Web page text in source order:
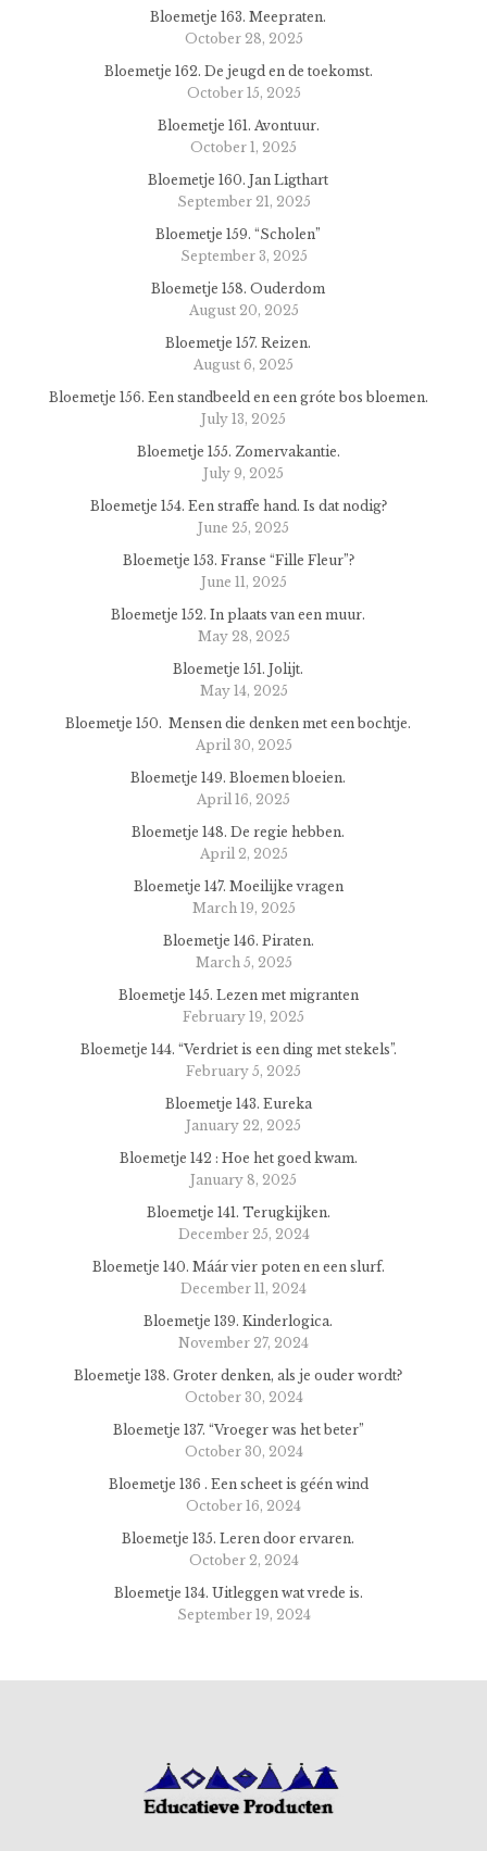
Bloemetje 163. Meepraten.
October 28, 2025
Bloemetje 162. De jeugd en de toekomst.
October 15, 2025
Bloemetje 161. Avontuur.
October 1, 2025
Bloemetje 160. Jan Ligthart
September 21, 2025
Bloemetje 159. “Scholen”
September 3, 2025
Bloemetje 158. Ouderdom
August 20, 2025
Bloemetje 157. Reizen.
August 6, 2025
Bloemetje 156. Een standbeeld en een gróte bos bloemen.
July 13, 2025
Bloemetje 155. Zomervakantie.
July 9, 2025
Bloemetje 154. Een straffe hand. Is dat nodig?
June 25, 2025
Bloemetje 153. Franse “Fille Fleur”?
June 11, 2025
Bloemetje 152. In plaats van een muur.
May 28, 2025
Bloemetje 151. Jolijt.
May 14, 2025
Bloemetje 150. Mensen die denken met een bochtje.
April 30, 2025
Bloemetje 149. Bloemen bloeien.
April 16, 2025
Bloemetje 148. De regie hebben.
April 2, 2025
Bloemetje 147. Moeilijke vragen
March 19, 2025
Bloemetje 146. Piraten.
March 5, 2025
Bloemetje 145. Lezen met migranten
February 19, 2025
Bloemetje 144. “Verdriet is een ding met stekels”.
February 5, 2025
Bloemetje 143. Eureka
January 22, 2025
Bloemetje 142 : Hoe het goed kwam.
January 8, 2025
Bloemetje 141. Terugkijken.
December 25, 2024
Bloemetje 140. Máár vier poten en een slurf.
December 11, 2024
Bloemetje 139. Kinderlogica.
November 27, 2024
Bloemetje 138. Groter denken, als je ouder wordt?
October 30, 2024
Bloemetje 137. “Vroeger was het beter”
October 30, 2024
Bloemetje 136 . Een scheet is géén wind
October 16, 2024
Bloemetje 135. Leren door ervaren.
October 2, 2024
Bloemetje 134. Uitleggen wat vrede is.
September 19, 2024